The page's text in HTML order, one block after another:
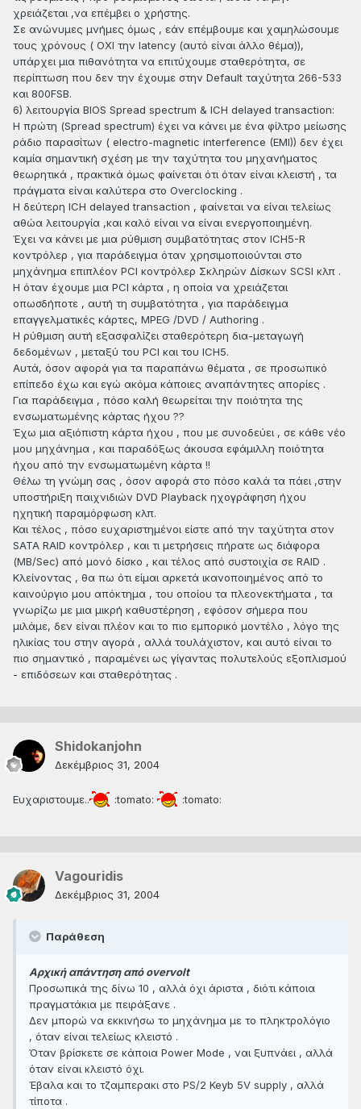
χρειάζεται ,να επέμβει ο χρήστης.
Σε ανώνυμες μνήμες όμως , εάν επέμβουμε και χαμηλώσουμε
τους χρόνους ( ΟΧΙ την latency (αυτό είναι άλλο θέμα)),
υπάρχει μια πιθανότητα να επιτύχουμε σταθερότητα, σε
περίπτωση που δεν την έχουμε στην Default ταχύτητα 266-533
και 800FSB.
6) λειτουργία BIOS Spread spectrum & ICH delayed transaction:
Η πρώτη (Spread spectrum) έχει να κάνει με ένα φίλτρο μείωσης
ράδιο παρασίτων ( electro-magnetic interference (EMI)) δεν έχει
καμία σημαντική σχέση με την ταχύτητα του μηχανήματος
θεωρητικά , πρακτικά όμως φαίνεται ότι όταν είναι κλειστή , τα
πράγματα είναι καλύτερα στο Overclocking .
Η δεύτερη ICH delayed transaction , φαίνεται να είναι τελείως
αθώα λειτουργία ,και καλό είναι να είναι ενεργοποιημένη.
Έχει να κάνει με μια ρύθμιση συμβατότητας στον ICH5-R
κοντρόλερ , για παράδειγμα όταν χρησιμοποιούνται στο
μηχάνημα επιπλέον PCI κοντρόλερ Σκληρών Δίσκων SCSI κλπ .
Η όταν έχουμε μια PCI κάρτα , η οποία να χρειάζεται
οπωσδήποτε , αυτή τη συμβατότητα , για παράδειγμα
επαγγελματικές κάρτες, MPEG /DVD / Authoring .
Η ρύθμιση αυτή εξασφαλίζει σταθερότερη δια-μεταγωγή
δεδομένων , μεταξύ του PCI και του ICH5.
Αυτά, όσον αφορά για τα παραπάνω θέματα , σε προσωπικό
επίπεδο έχω και εγώ ακόμα κάποιες αναπάντητες απορίες .
Για παράδειγμα , πόσο καλή θεωρείται την ποιότητα της
ενσωματωμένης κάρτας ήχου ??
Έχω μια αξιόπιστη κάρτα ήχου , που με συνοδεύει , σε κάθε νέο
μου μηχάνημα , και παραδόξως άκουσα εφάμιλλη ποιότητα
ήχου από την ενσωματωμένη κάρτα !!
Θέλω τη γνώμη σας , όσον αφορά στο πόσο καλά τα πάει ,στην
υποστήριξη παιχνιδιών DVD Playback ηχογράφηση ήχου
ηχητική παραμόρφωση κλπ.
Και τέλος , πόσο ευχαριστημένοι είστε από την ταχύτητα στον
SATA RAID κοντρόλερ , και τι μετρήσεις πήρατε ως διάφορα
(ΜΒ/Sec) από μονό δίσκο , και τέλος από συστοιχία σε RAID .
Κλείνοντας , θα πω ότι είμαι αρκετά ικανοποιημένος από το
καινούργιο μου απόκτημα , του οποίου τα πλεονεκτήματα , τα
γνωρίζω με μια μικρή καθυστέρηση , εφόσον σήμερα που
μιλάμε, δεν είναι πλέον και το πιο εμπορικό μοντέλο , λόγο της
ηλικίας του στην αγορά , αλλά τουλάχιστον, και αυτό είναι το
πιο σημαντικό , παραμένει ως γίγαντας πολυτελούς εξοπλισμού
- επιδόσεων και σταθερότητας .
Shidokanjohn
Δεκέμβριος 31, 2004
Ευχαριστουμε.. :tomato: :tomato:
Vagouridis
Δεκέμβριος 31, 2004
Παράθεση
Αρχική απάντηση από overvolt
Προσωπικά της δίνω 10 , αλλά όχι άριστα , διότι κάποια
πραγματάκια με πειράξανε .
Δεν μπορώ να εκκινήσω το μηχάνημα με το πληκτρολόγιο
, όταν είναι τελείως κλειστό .
Όταν βρίσκετε σε κάποια Power Mode , ναι ξυπνάει , αλλά
όταν είναι κλειστό όχι.
Έβαλα και το τζαμπερακι στο PS/2 Keyb 5V supply , αλλά
τίποτα .